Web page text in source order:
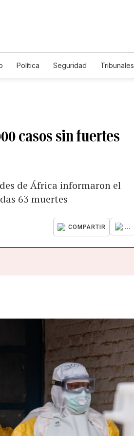
Política Seguridad Tribunales
casos sin fuertes
de África informaron el
63 muertes
COMPARTIR ...